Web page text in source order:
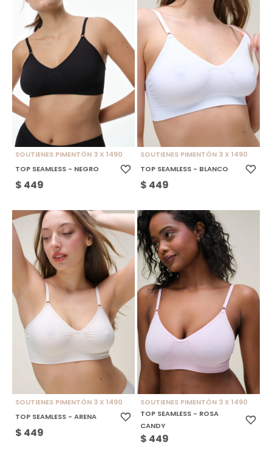
SOUTIENES PIMENTÓN 3 X 1490
TOP SEAMLESS - NEGRO
$ 449
SOUTIENES PIMENTÓN 3 X 1490
TOP SEAMLESS - BLANCO
$ 449
SOUTIENES PIMENTÓN 3 X 1490
TOP SEAMLESS - ARENA
$ 449
SOUTIENES PIMENTÓN 3 X 1490
TOP SEAMLESS - ROSA
CANDY
$ 449